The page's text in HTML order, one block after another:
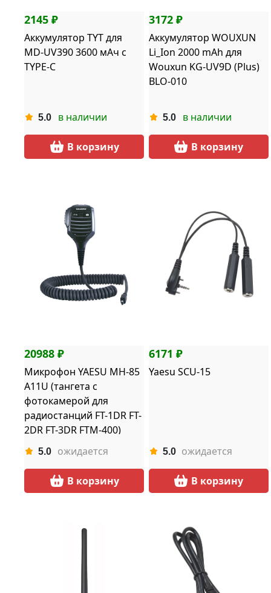
2145 ₽
Аккумулятор TYT для
MD-UV390 3600 мАч с
TYPE-C
5.0 в наличии
В корзину
3172 ₽
Аккумулятор WOUXUN
Li_Ion 2000 mAh для
Wouxun KG-UV9D (Plus)
BLO-010
5.0 в наличии
В корзину
20988 ₽
Микрофон YAESU MH-85
A11U (тангета с
фотокамерой для
радиостанций FT-1DR FT-
2DR FT-3DR FTM-400)
5.0 ожидается
В корзину
6171 ₽
Yaesu SCU-15
5.0 ожидается
В корзину